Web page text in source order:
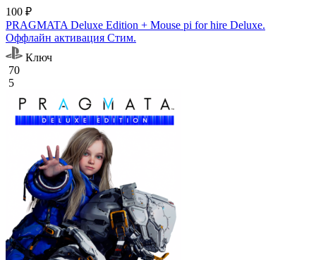
100 ₽
PRAGMATA Deluxe Edition + Mouse pi for hire Deluxe.
Оффлайн активация Cтим.
Ключ
70
5